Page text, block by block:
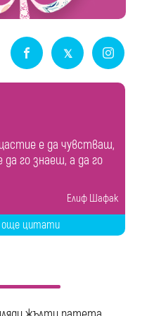
е да чувстваш,
да го знаеш, а да го
Eлиф Шафак
още цитати